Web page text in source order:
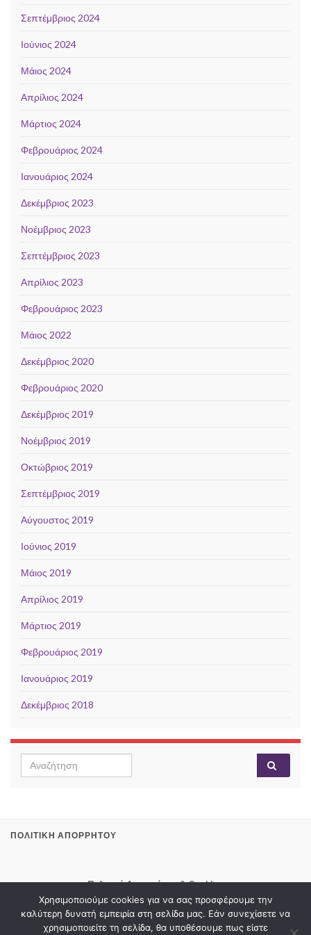
Σεπτέμβριος 2024
Ιούνιος 2024
Μάιος 2024
Απρίλιος 2024
Μάρτιος 2024
Φεβρουάριος 2024
Ιανουάριος 2024
Δεκέμβριος 2023
Νοέμβριος 2023
Σεπτέμβριος 2023
Απρίλιος 2023
Φεβρουάριος 2023
Μάιος 2022
Δεκέμβριος 2020
Φεβρουάριος 2020
Δεκέμβριος 2019
Νοέμβριος 2019
Οκτώβριος 2019
Σεπτέμβριος 2019
Αύγουστος 2019
Ιούνιος 2019
Μάιος 2019
Απρίλιος 2019
Μάρτιος 2019
Φεβρουάριος 2019
Ιανουάριος 2019
Δεκέμβριος 2018
Search for:
ΠΟΛΙΤΙΚΉ ΑΠΟΡΡΉΤΟΥ
Πολιτική Απορρήτου & Cookies
Χρησιμοποιούμε cookies για να σας προσφέρουμε την
καλύτερη δυνατή εμπειρία στη σελίδα μας. Εάν συνεχίσετε να
χρησιμοποιείτε τη σελίδα, θα υποθέσουμε πως είστε